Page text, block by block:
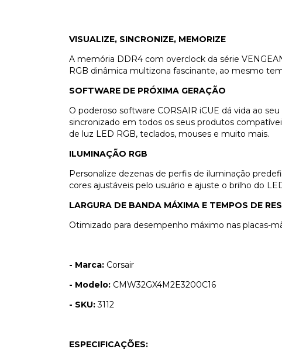
VISUALIZE, SINCRONIZE, MEMORIZE
A memória DDR4 com overclock da série
RGB dinâmica multizona fascinante, ao mesmo
SOFTWARE DE PRÓXIMA GERAÇÃO
O poderoso software CORSAIR iCUE dá vida ao
sincronizado em todos os seus produtos
de luz LED RGB, teclados, mouses e muito mais.
ILUMINAÇÃO RGB
Personalize dezenas de perfis de iluminação
cores ajustáveis pelo usuário e ajuste o brilho do
LARGURA DE BANDA MÁXIMA E TEMPOS DE
Otimizado para desempenho máximo nas placas-
- Marca: Corsair
- Modelo: CMW32GX4M2E3200C16
- SKU:3112
ESPECIFICAÇÕES: